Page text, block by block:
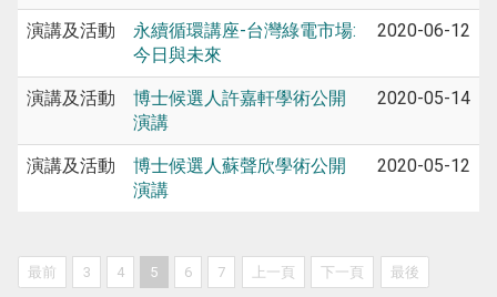
演講及活動
永續循環講座-台灣綠電市場:
今日與未來
2020-06-12
演講及活動
博士候選人許嘉軒學術公開
演講
2020-05-14
演講及活動
博士候選人蘇聲欣學術公開
演講
2020-05-12
最前 3 4 5 6 7 上一頁 下一頁 最後